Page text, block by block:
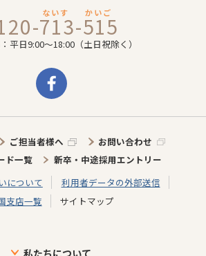
713-515
ないす かいご
平日9:00～18:00（土日祝除く）
ご担当者様へ
お問い合わせ
ド一覧
新卒・中途採用エントリー
について
利用者データの外部送信
支店一覧
サイトマップ
私たちについて